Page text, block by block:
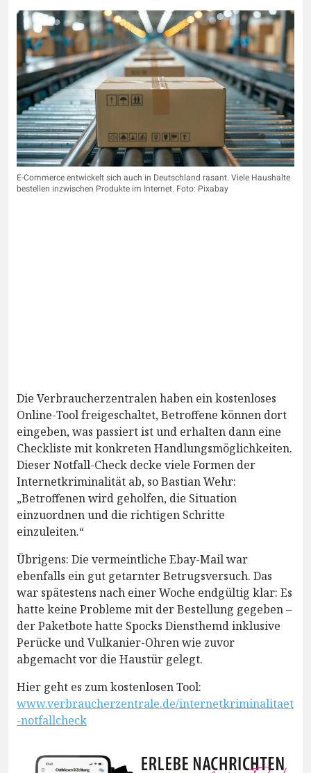
E-Commerce entwickelt sich auch in Deutschland rasant. Viele Haushalte
bestellen inzwischen Produkte im Internet. Foto: Pixabay
Die Verbraucherzentralen haben ein kostenloses
Online-Tool freigeschaltet, Betroffene können dort
eingeben, was passiert ist und erhalten dann eine
Checkliste mit konkreten Handlungsmöglichkeiten.
Dieser Notfall-Check decke viele Formen der
Internetkriminalität ab, so Bastian Wehr:
„Betroffenen wird geholfen, die Situation
einzuordnen und die richtigen Schritte
einzuleiten.“
Übrigens: Die vermeintliche Ebay-Mail war
ebenfalls ein gut getarnter Betrugsversuch. Das
war spätestens nach einer Woche endgültig klar: Es
hatte keine Probleme mit der Bestellung gegeben –
der Paketbote hatte Spocks Diensthemd inklusive
Perücke und Vulkanier-Ohren wie zuvor
abgemacht vor die Haustür gelegt.
Hier geht es zum kostenlosen Tool:
www.verbraucherzentrale.de/internetkriminalitaet
-notfallcheck